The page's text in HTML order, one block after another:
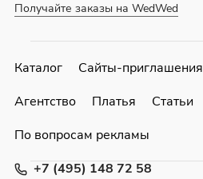
Получайте заказы на WedWed
+7 (495) 148 72 58
Каталог Сайты-приглашения
Агентство
Платья Статьи
По вопросам рекламы